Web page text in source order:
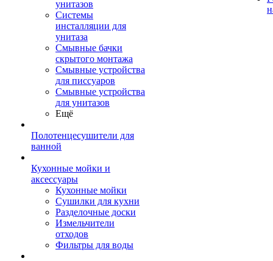
унитазов
Системы
инсталляции для
унитаза
Смывные бачки
скрытого монтажа
Смывные устройства
для писсуаров
Смывные устройства
для унитазов
Ещё
Полотенцесушители для
ванной
Кухонные мойки и
аксессуары
Кухонные мойки
Сушилки для кухни
Разделочные доски
Измельчители
отходов
Фильтры для воды